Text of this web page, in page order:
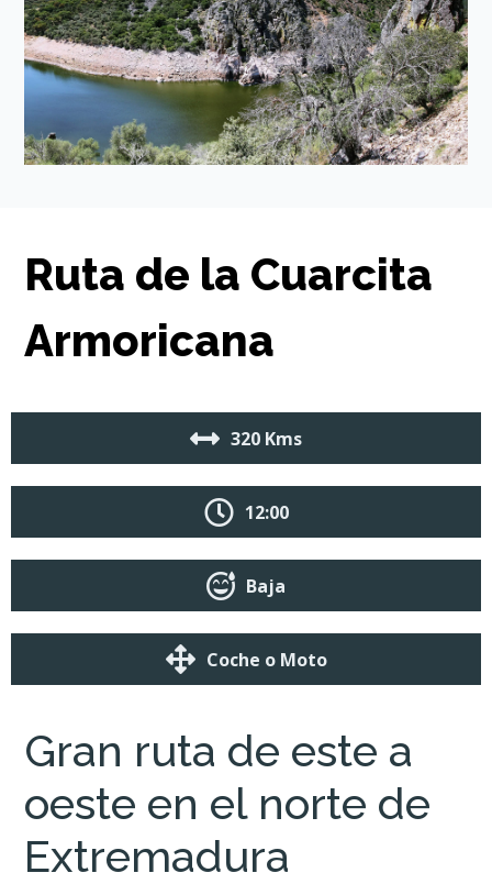
Ruta de la Cuarcita
Armoricana
320 Kms
12:00
Baja
Coche o Moto
Gran ruta de este a
oeste en el norte de
Extremadura